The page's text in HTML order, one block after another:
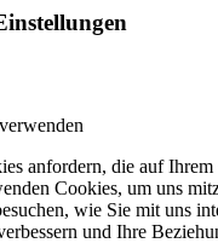
anfordern, die auf Ihrem
Cookies, um uns
wie Sie mit uns
und Ihre